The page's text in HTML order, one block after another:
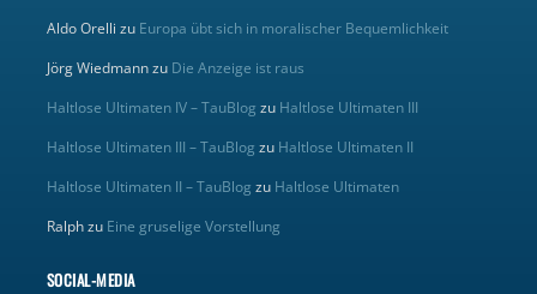
Aldo Orelli zu Europa übt sich in moralischer Bequemlichkeit
Jörg Wiedmannzu Die Anzeige ist raus
Haltlose Ultimaten IV – TauBlog zu Haltlose Ultimaten III
Haltlose Ultimaten III – TauBlog zu Haltlose Ultimaten II
Haltlose Ultimaten II – TauBlog zu Haltlose Ultimaten
Ralphzu Eine gruselige Vorstellung
SOCIAL-MEDIA